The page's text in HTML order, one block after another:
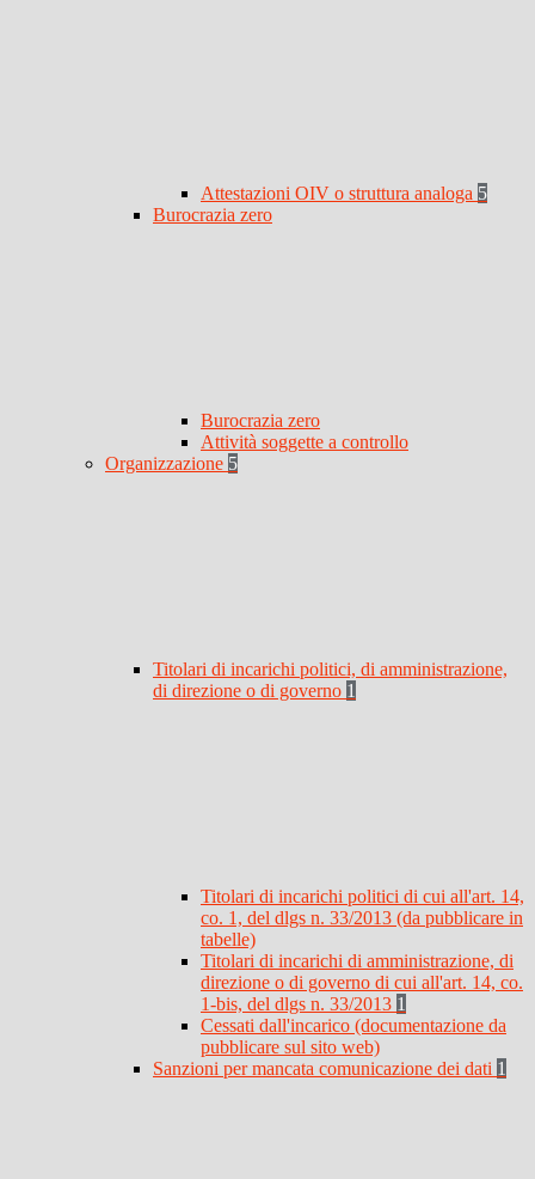
Attestazioni OIV o struttura analoga 5
Burocrazia zero
Burocrazia zero
Attività soggette a controllo
Organizzazione 5
Titolari di incarichi politici, di amministrazione,
di direzione o di governo 1
Titolari di incarichi politici di cui all'art. 14,
co. 1, del dlgs n. 33/2013 (da pubblicare in
tabelle)
Titolari di incarichi di amministrazione, di
direzione o di governo di cui all'art. 14, co.
1-bis, del dlgs n. 33/2013 1
Cessati dall'incarico (documentazione da
pubblicare sul sito web)
Sanzioni per mancata comunicazione dei dati 1